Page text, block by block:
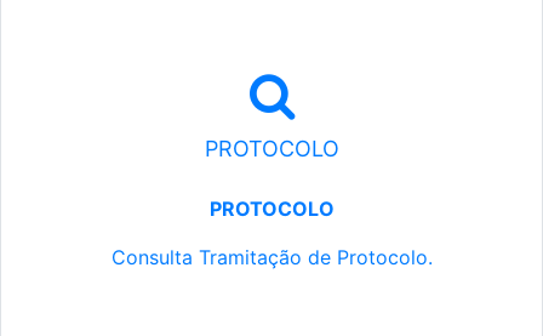
PROTOCOLO
PROTOCOLO
Consulta Tramitação de Protocolo.